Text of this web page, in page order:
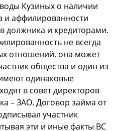
Кузиных о наличии
и аффилированности
должника и кредиторами.
не всегда
отношений, она может
общества и один из
одинаковые
в совет директоров
– ЗАО. Договор займа от
участник
эти и иные факты ВС